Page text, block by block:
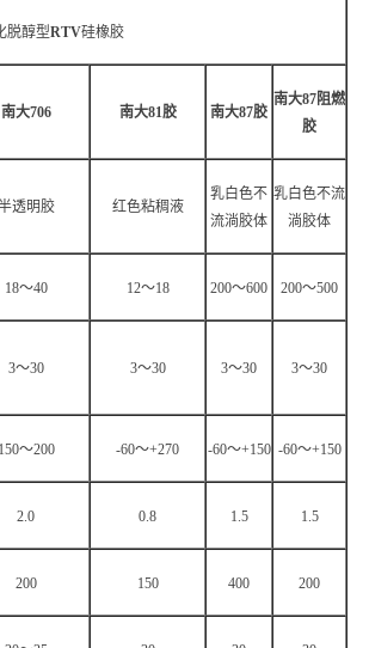
脱醇型RTV硅橡胶
南大706 南大81胶 南大87胶
南大87阻燃
胶
透明胶 红色粘稠液
乳白色不
流淌胶体
乳白色不流
淌胶体
18～40 12～18 200～600 200～500
3～30 3～30 3～30 3～30
150～200 -60～+270 -60～+150 -60～+150
2.0 0.8 1.5 1.5
200 150 400 200